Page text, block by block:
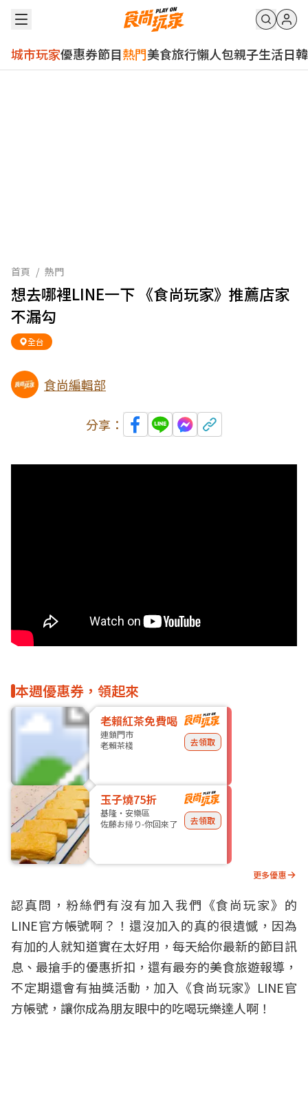
城市玩家優惠券節目熱門美食旅行懶人包親子生活日韓
首頁 / 熱門
想去哪裡LINE一下 《食尚玩家》推薦店家
不漏勾
全台
食尚編輯部
分享：
本週優惠券，領起來
老賴紅茶免費喝
連鎖門市
老賴茶棧
去領取
玉子燒75折
基隆・安樂區
佐藤お帰り-你回來了
去領取
更多優惠
認真問，粉絲們有沒有加入我們《食尚玩家》的
LINE官方帳號啊？！還沒加入的真的很遺憾，因為
有加的人就知道實在太好用，每天給你最新的節目訊
息、最搶手的優惠折扣，還有最夯的美食旅遊報導，
不定期還會有抽獎活動，加入《食尚玩家》LINE官
方帳號，讓你成為朋友眼中的吃喝玩樂達人啊！